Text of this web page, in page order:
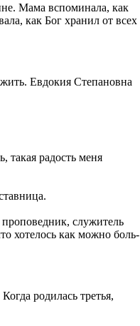
Мама вспо­ми­на­ла, как
как Бог хра­нил от всех
Евдо­кия Сте­па­нов­на
такая радость меня
слу­жи­тель
хоте­лось как мож­но боль­
роди­лась тре­тья,